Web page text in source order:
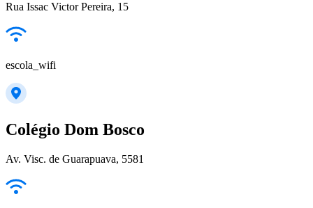
Rua Issac Victor Pereira, 15
escola_wifi
Colégio Dom Bosco
Av. Visc. de Guarapuava, 5581